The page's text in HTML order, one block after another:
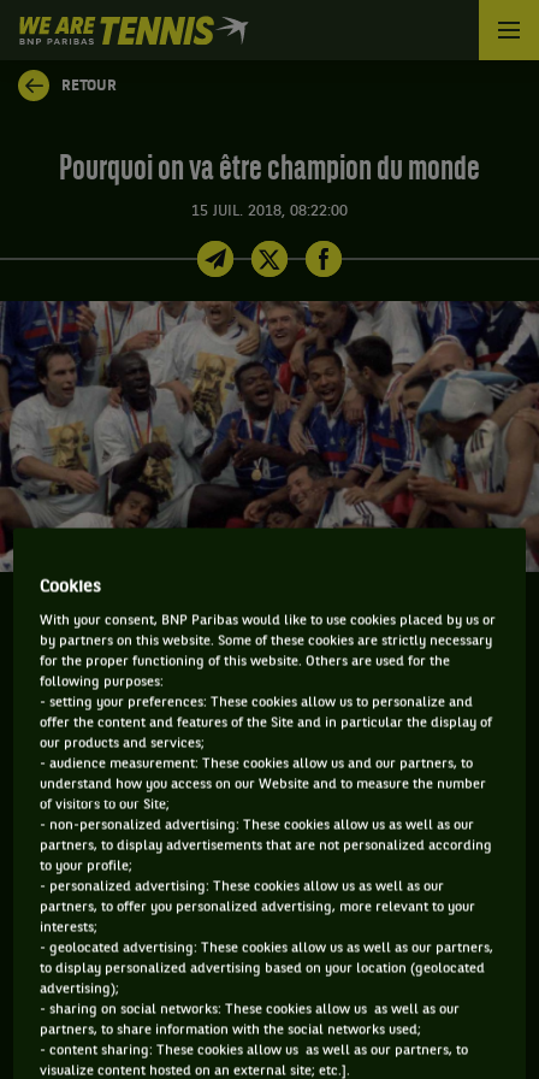
We
are
Tennis
by
Accueil
RETOUR
Pourquoi on va être champion du monde
15 JUIL. 2018, 08:22:00
En 1998, la France est championne du monde. En
2018 la possibilité s'offre à elle à nouveau. Voici une
analyse du passé tennistique qui va démontrer
pourquoi les bleus vont l'emporter à nouveau !
On va arrêter de se mentir. La seule finale qui compte pour
nous est bel et bien celle qui va se jouer à Moscou entre la
France et la Croatie.
Alors en attendant de souffrir pendant quatre-vingt dix
minutes (ou plus), il faut essayer de lire les signaux que nous
envoie l'histoire. On se rassure comme on peut, en cherchant
comment le destin pourrait être décodé. Chacun y va de sa
théorie, du genre "En 1998, la France était déjà dans le
groupe C" ou encore "En 1998, l'Israël avait aussi remporté
l'Eurovision de la chanson, comme cette année".
Cookies
With your consent, BNP Paribas would like to use cookies placed by us or
by partners on this website. Some of these cookies are strictly necessary
for the proper functioning of this website. Others are used for the
following purposes:
- setting your preferences: These cookies allow us to personalize and
offer the content and features of the Site and in particular the display of
our products and services;
- audience measurement: These cookies allow us and our partners, to
understand how you access on our Website and to measure the number
of visitors to our Site;
- non-personalized advertising: These cookies allow us as well as our
partners, to display advertisements that are not personalized according
to your profile;
- personalized advertising: These cookies allow us as well as our
partners, to offer you personalized advertising, more relevant to your
interests;
- geolocated advertising: These cookies allow us as well as our partners,
to display personalized advertising based on your location (geolocated
advertising);
- sharing on social networks: These cookies allow us as well as our
partners, to share information with the social networks used;
- content sharing: These cookies allow us as well as our partners, to
visualize content hosted on an external site; etc.].